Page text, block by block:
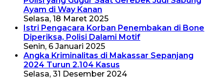
Ayam di Way Kanan
Selasa, 18 Maret 2025
Istri Pengacara Korban Penembakan di Bone
Diperiksa, Polisi Dalami Motif
Senin, 6 Januari 2025
Angka Kriminalitas di Makassar Sepanjang
2024 Turun 2.104 Kasus
Selasa, 31 Desember 2024